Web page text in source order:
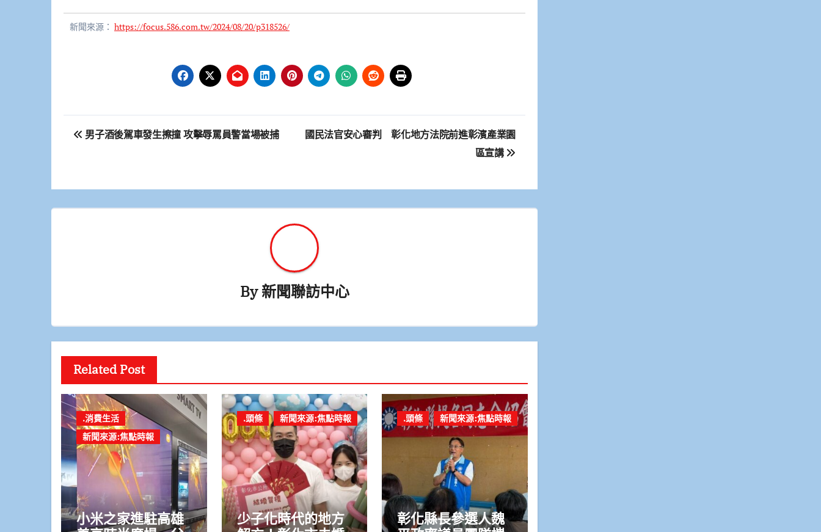
新聞來源： https://focus.586.com.tw/2024/08/20/p318526/
文
覽
男子酒後駕車發生擦撞 攻擊辱罵員警當場被捕
國民法官安心審判 彰化地方法院前進彰濱產業園
區宣講
By新聞聯訪中心
Related Post
.消費生活
新聞來源:焦點時報
小米之家進駐高雄
.頭條 新聞來源:焦點時報
少子化時代的地方
.頭條 新聞來源:焦點時報
彰化縣長參選人魏